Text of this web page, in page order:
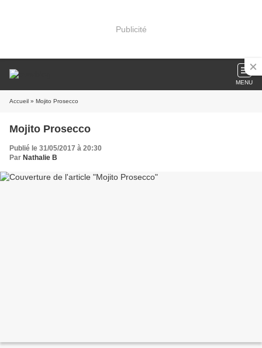
Publicité
MENU
Accueil » Mojito Prosecco
Mojito Prosecco
Publié le 31/05/2017 à 20:30
Par Nathalie B